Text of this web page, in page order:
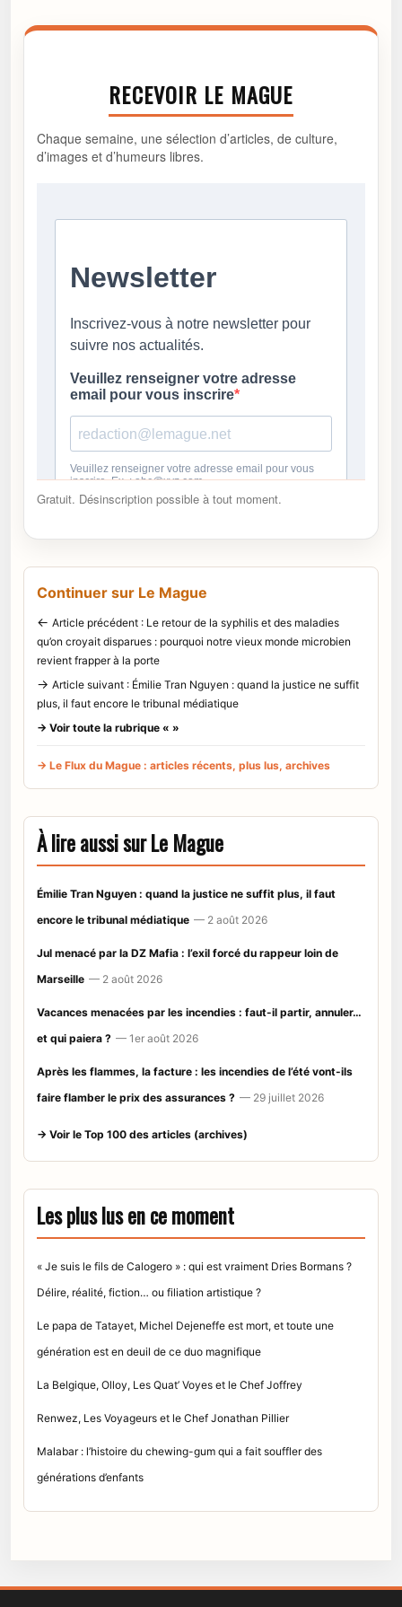
RECEVOIR LE MAGUE
Chaque semaine, une sélection d’articles, de culture,
d’images et d’humeurs libres.
Gratuit. Désinscription possible à tout moment.
Continuer sur Le Mague
← Article précédent : Le retour de la syphilis et des maladies
qu’on croyait disparues : pourquoi notre vieux monde microbien
revient frapper à la porte
→ Article suivant : Émilie Tran Nguyen : quand la justice ne suffit
plus, il faut encore le tribunal médiatique
→ Voir toute la rubrique « »
→ Le Flux du Mague : articles récents, plus lus, archives
À lire aussi sur Le Mague
Émilie Tran Nguyen : quand la justice ne suffit plus, il faut
encore le tribunal médiatique — 2 août 2026
Jul menacé par la DZ Mafia : l’exil forcé du rappeur loin de
Marseille — 2 août 2026
Vacances menacées par les incendies : faut-il partir, annuler…
et qui paiera ? — 1er août 2026
Après les flammes, la facture : les incendies de l’été vont-ils
faire flamber le prix des assurances ? — 29 juillet 2026
→ Voir le Top 100 des articles (archives)
Les plus lus en ce moment
« Je suis le fils de Calogero » : qui est vraiment Dries Bormans ?
Délire, réalité, fiction… ou filiation artistique ?
Le papa de Tatayet, Michel Dejeneffe est mort, et toute une
génération est en deuil de ce duo magnifique
La Belgique, Olloy, Les Quat’ Voyes et le Chef Joffrey
Renwez, Les Voyageurs et le Chef Jonathan Pillier
Malabar : l’histoire du chewing-gum qui a fait souffler des
générations d’enfants